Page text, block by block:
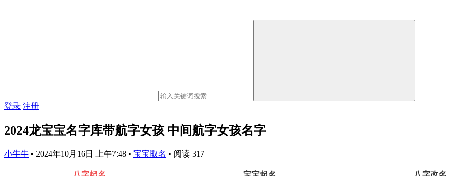
登录 注册
2024龙宝宝名字库带航字女孩 中间航字女孩名字
小牛牛 • 2024年10月16日 上午7:48 • 宝宝取名 • 阅读 317